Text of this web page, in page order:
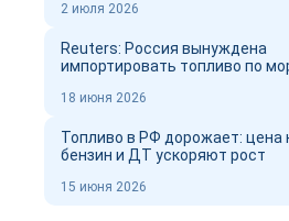
2 июля 2026
Reuters: Россия вынуждена
импортировать топливо по
18 июня 2026
Топливо в РФ дорожает: цена
бензин и ДТ ускоряют рост
15 июня 2026